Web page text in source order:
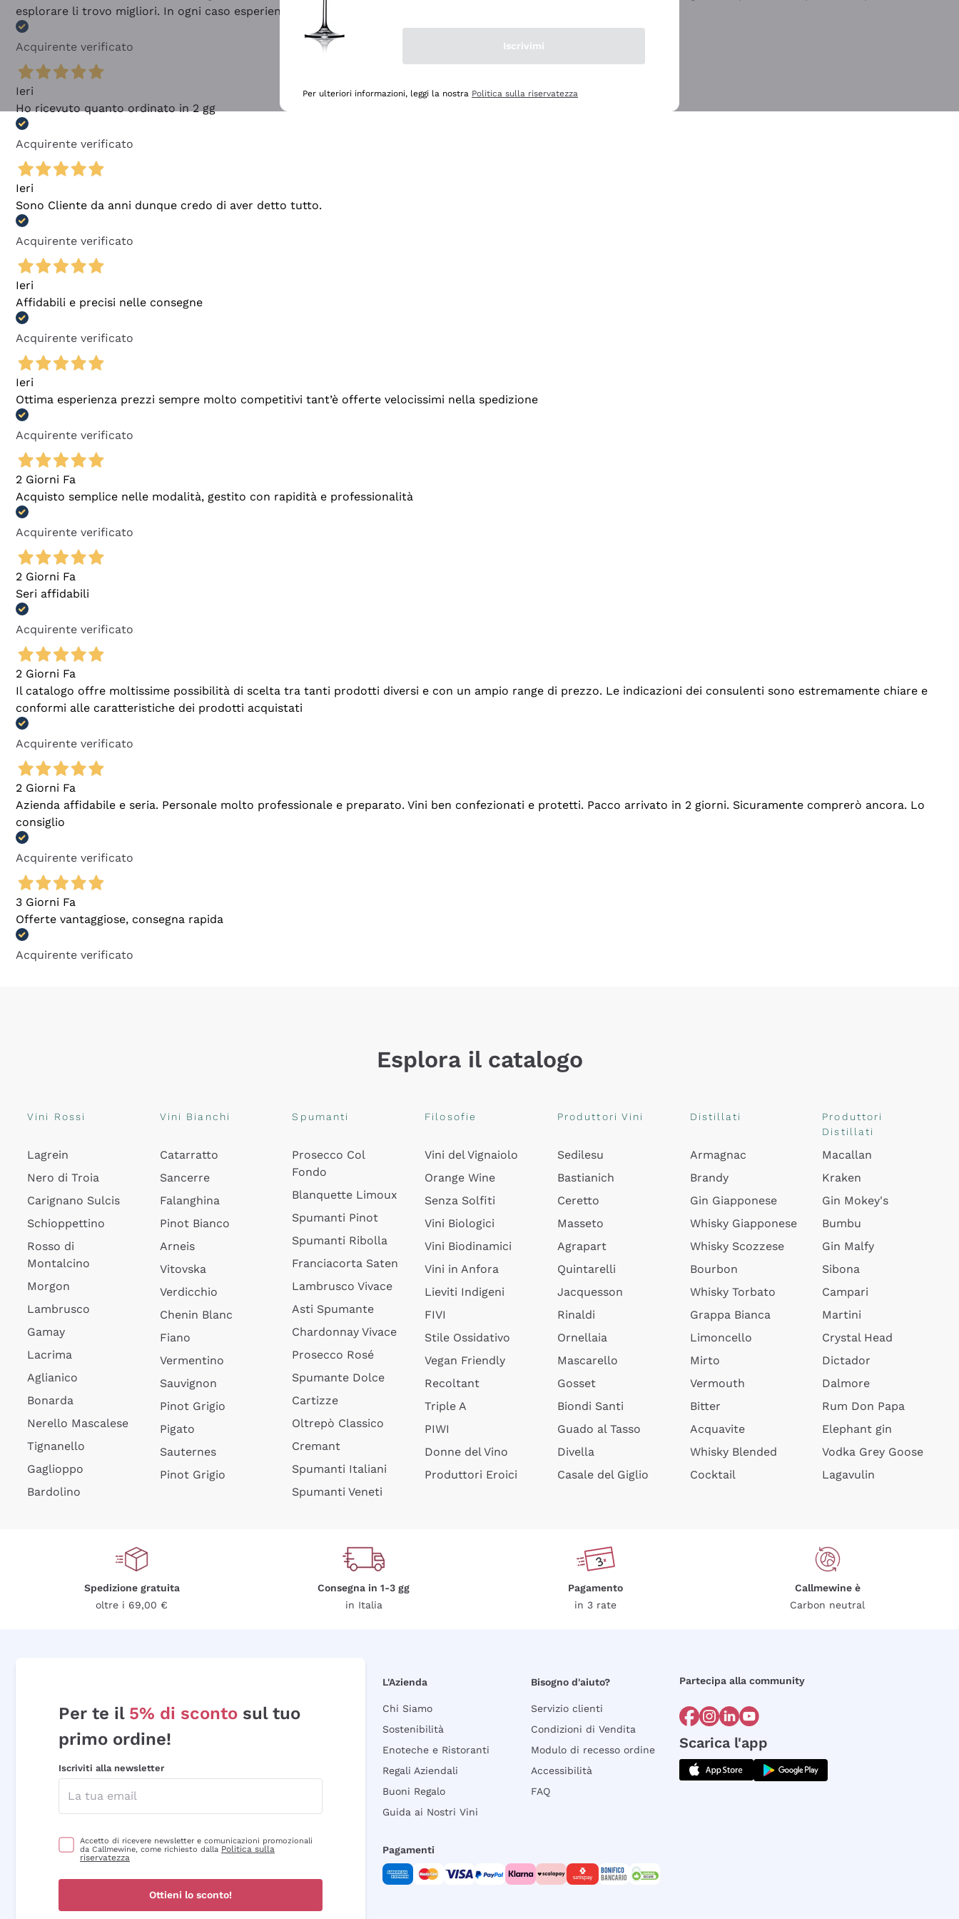
esplorare li trovo migliori. In ogni caso esperienza buona e lo consiglio! 👍
Acquirente verificato
Ieri
Ho ricevuto quanto ordinato in 2 gg
Acquirente verificato
Ieri
Sono Cliente da anni dunque credo di aver detto tutto.
Acquirente verificato
Ieri
Affidabili e precisi nelle consegne
Acquirente verificato
Ieri
Ottima esperienza prezzi sempre molto competitivi tant’è offerte velocissimi nella spedizione
Acquirente verificato
2 Giorni Fa
Acquisto semplice nelle modalità, gestito con rapidità e professionalità
Acquirente verificato
2 Giorni Fa
Seri affidabili
Acquirente verificato
2 Giorni Fa
Il catalogo offre moltissime possibilità di scelta tra tanti prodotti diversi e con un ampio range di prezzo. Le indicazioni dei consulenti sono estremamente chiare e
conformi alle caratteristiche dei prodotti acquistati
Acquirente verificato
2 Giorni Fa
Azienda affidabile e seria. Personale molto professionale e preparato. Vini ben confezionati e protetti. Pacco arrivato in 2 giorni. Sicuramente comprerò ancora. Lo
consiglio
Acquirente verificato
3 Giorni Fa
Offerte vantaggiose, consegna rapida
Acquirente verificato
Esplora il catalogo
Vini Rossi
Lagrein
Nero di Troia
Carignano Sulcis
Schioppettino
Rosso di
Montalcino
Morgon
Lambrusco
Gamay
Lacrima
Aglianico
Bonarda
Nerello Mascalese
Tignanello
Gaglioppo
Bardolino
Vini Bianchi
Catarratto
Sancerre
Falanghina
Pinot Bianco
Arneis
Vitovska
Verdicchio
Chenin Blanc
Fiano
Vermentino
Sauvignon
Pinot Grigio
Pigato
Sauternes
Pinot Grigio
Spumanti
Prosecco Col
Fondo
Blanquette Limoux
Spumanti Pinot
Spumanti Ribolla
Franciacorta Saten
Lambrusco Vivace
Asti Spumante
Chardonnay Vivace
Prosecco Rosé
Spumante Dolce
Cartizze
Oltrepò Classico
Cremant
Spumanti Italiani
Spumanti Veneti
Filosofie
Vini del Vignaiolo
Orange Wine
Senza Solfiti
Vini Biologici
Vini Biodinamici
Vini in Anfora
Lieviti Indigeni
FIVI
Stile Ossidativo
Vegan Friendly
Recoltant
Triple A
PIWI
Donne del Vino
Produttori Eroici
Produttori Vini
Sedilesu
Bastianich
Ceretto
Masseto
Agrapart
Quintarelli
Jacquesson
Rinaldi
Ornellaia
Mascarello
Gosset
Biondi Santi
Guado al Tasso
Divella
Casale del Giglio
Distillati
Armagnac
Brandy
Gin Giapponese
Whisky Giapponese
Whisky Scozzese
Bourbon
Whisky Torbato
Grappa Bianca
Limoncello
Mirto
Vermouth
Bitter
Acquavite
Whisky Blended
Cocktail
Produttori
Distillati
Macallan
Kraken
Gin Mokey's
Bumbu
Gin Malfy
Sibona
Campari
Martini
Crystal Head
Dictador
Dalmore
Rum Don Papa
Elephant gin
Vodka Grey Goose
Lagavulin
Spedizione gratuita
oltre i 69,00 €
Consegna in 1-3 gg
in Italia
Pagamento
in 3 rate
Callmewine è
Carbon neutral
Per te il 5% di sconto sul tuo
primo ordine!
Iscriviti alla newsletter
Accetto di ricevere newsletter e comunicazioni promozionali
da Callmewine, come richiesto dalla Politica sulla
riservatezza
Ottieni lo sconto!
L'Azienda
Chi Siamo
Sostenibilità
Enoteche e Ristoranti
Regali Aziendali
Buoni Regalo
Guida ai Nostri Vini
Bisogno d'aiuto?
Servizio clienti
Condizioni di Vendita
Modulo di recesso ordine
Accessibilità
FAQ
Partecipa alla community
Scarica l'app
Pagamenti
Iscrivimi
Per ulteriori informazioni, leggi la nostra Politica sulla riservatezza